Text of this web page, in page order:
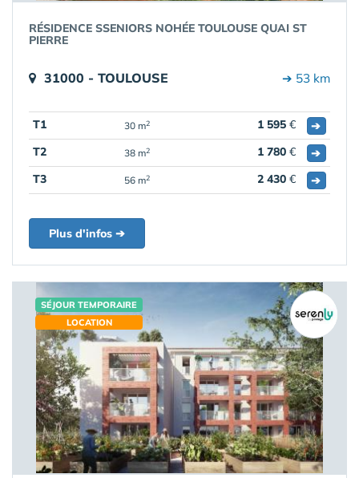
RÉSIDENCE SSENIORS NOHÉE TOULOUSE QUAI ST
PIERRE
31000 - TOULOUSE ➔ 53 km
T1 30 m2 1 595 €
➔
T2
38 m2 1 780 €
➔
T3
56 m2 2 430 € ➔
Plus d'infos ➔
SÉJOUR TEMPORAIRE
LOCATION